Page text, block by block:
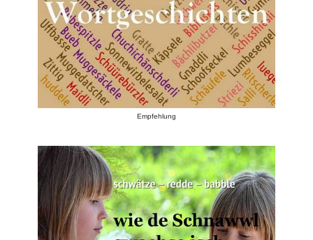
Empfehlung